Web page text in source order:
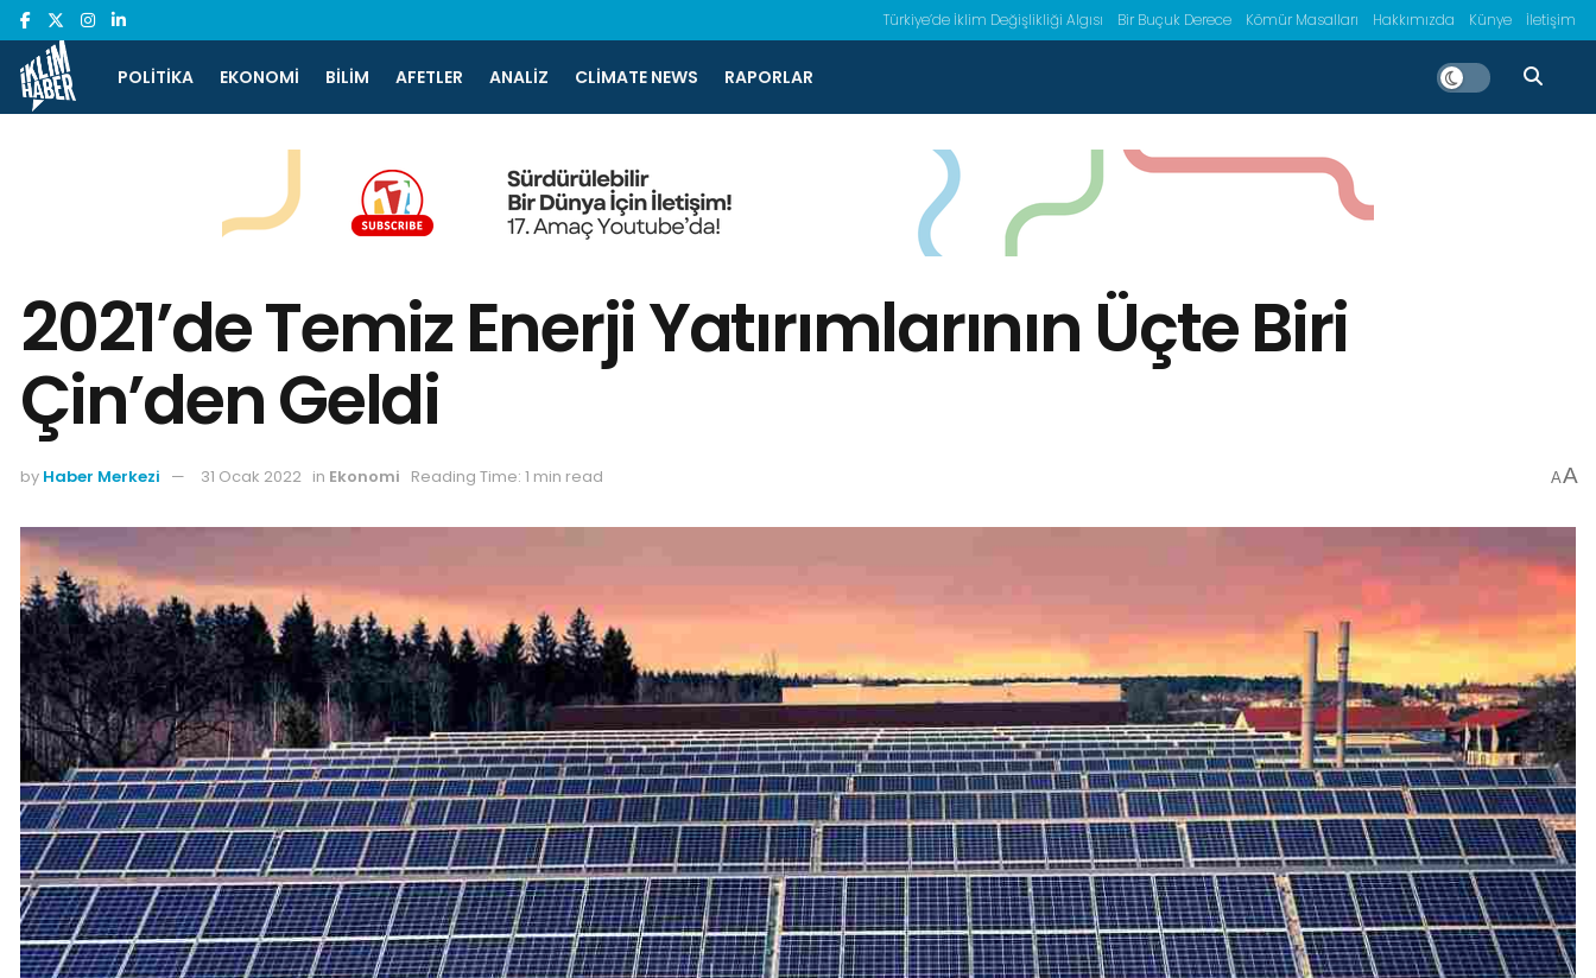
Türkiye’de İklim Değişlikliği Algısı Bir Buçuk Derece Kömür Masalları Hakkımızda Künye İletişim
POLITIKA EKONOMI BILIM AFETLER ANALIZ CLIMATE NEWS RAPORLAR
2021’de Temiz Enerji Yatırımlarının Üçte Biri
Çin’den Geldi
by Haber Merkezi 31 Ocak 2022 in Ekonomi Reading Time: 1 min read AA